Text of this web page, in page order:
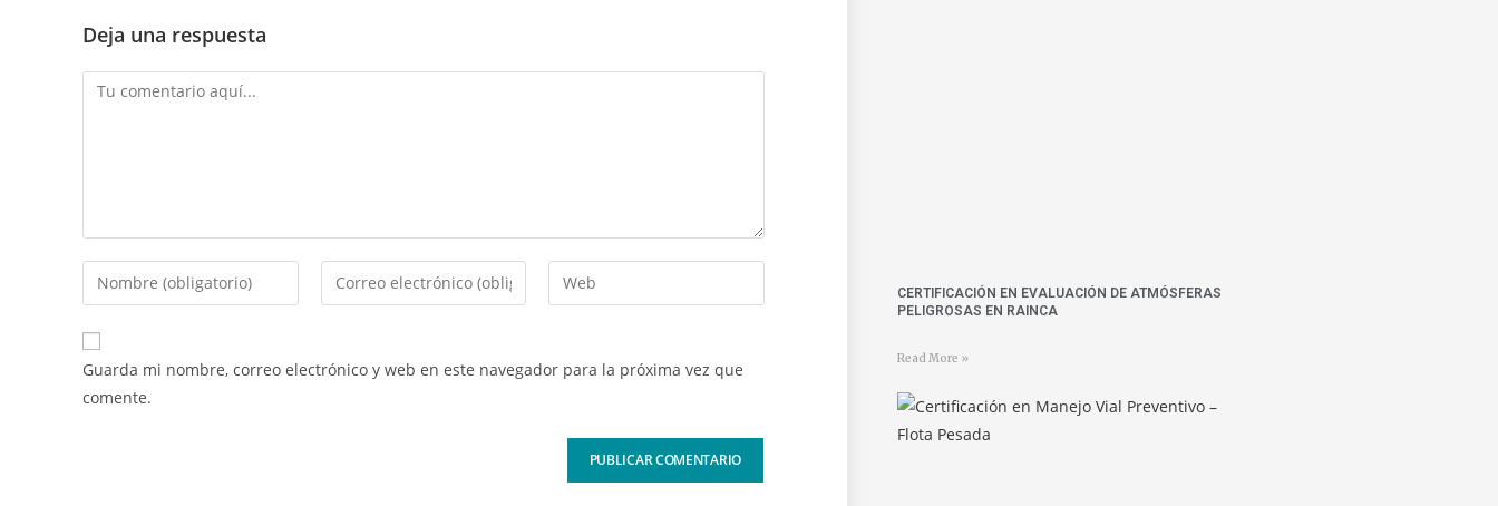
Deja una respuesta
Guarda mi nombre, correo electrónico y web en este navegador para la próxima vez que
comente.
CERTIFICACIÓN EN EVALUACIÓN DE ATMÓSFERAS
PELIGROSAS EN RAINCA
Read More »